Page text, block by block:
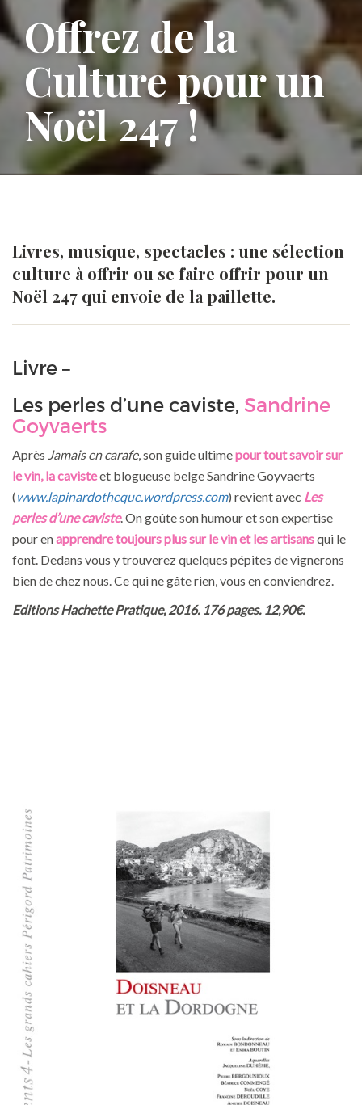
Offrez de la
Culture pour un
Noël 247 !
Livres, musique, spectacles : une sélection
culture à offrir ou se faire offrir pour un
Noël 247 qui envoie de la paillette.
Livre –
Les perles d’une caviste, Sandrine
Goyvaerts
Après Jamais en carafe, son guide ultimepour tout savoir sur
le vin, la cavisteet blogueuse belge Sandrine Goyvaerts
(www.lapinardotheque.wordpress.com) revient avec Les
perles d’une caviste. On goûte son humour et son expertise
pour enapprendre toujours plus sur le vin et les artisansqui le
font. Dedans vous y trouverez quelques pépites de vignerons
bien de chez nous. Ce qui ne gâte rien, vous en conviendrez.
Editions Hachette Pratique, 2016. 176 pages. 12,90€.